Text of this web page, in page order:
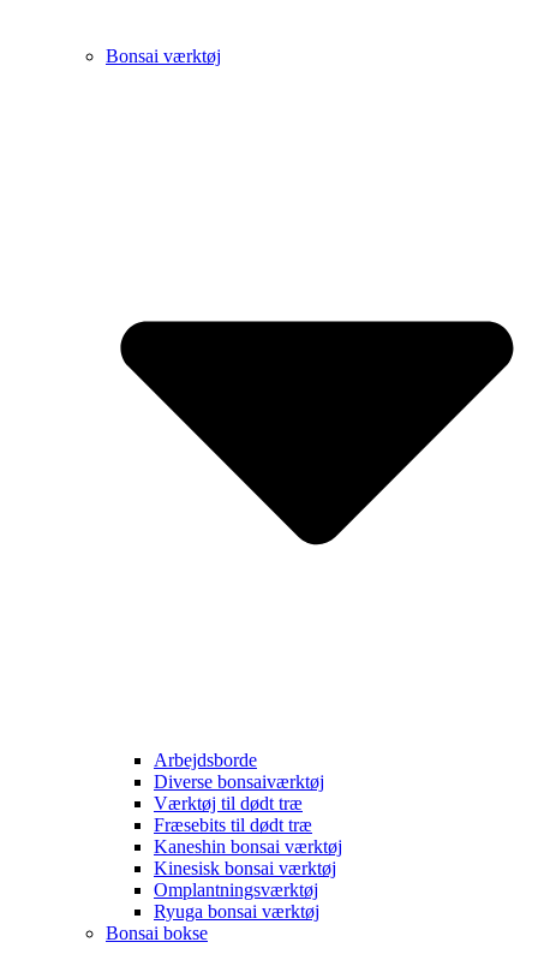
Bonsai værktøj
Arbejdsborde
Diverse bonsaiværktøj
Værktøj til dødt træ
Fræsebits til dødt træ
Kaneshin bonsai værktøj
Kinesisk bonsai værktøj
Omplantningsværktøj
Ryuga bonsai værktøj
Bonsai bokse